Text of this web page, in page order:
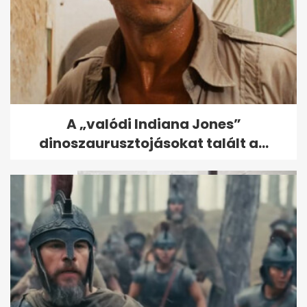
Tönkremegy a tuja? Kertészek
szárazságtűrő alternatívát...
A „valódi Indiana Jones”
dinoszaurusztojásokat talált a...